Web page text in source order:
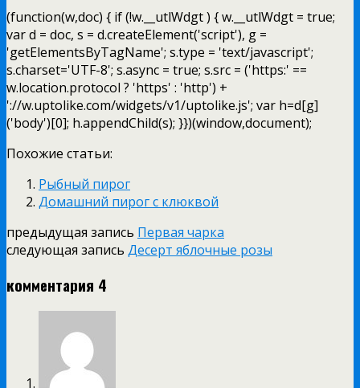
(function(w,doc) { if (!w.__utlWdgt ) { w.__utlWdgt = true;
var d = doc, s = d.createElement('script'), g =
'getElementsByTagName'; s.type = 'text/javascript';
s.charset='UTF-8'; s.async = true; s.src = ('https:' ==
w.location.protocol ? 'https' : 'http') +
'://w.uptolike.com/widgets/v1/uptolike.js'; var h=d[g]
('body')[0]; h.appendChild(s); }})(window,document);
Похожие статьи:
Рыбный пирог
Домашний пирог с клюквой
предыдущая запись Первая чарка
следующая запись Десерт яблочные розы
комментария 4